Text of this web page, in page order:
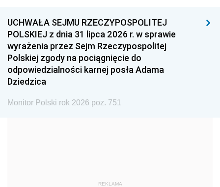
1996 1995 1994
1993 1992 1991
1990 1989
1987 1986 1985
1968
UCHWAŁA SEJMU RZECZYPOSPOLITEJ
POLSKIEJ z dnia 31 lipca 2026 r. w sprawie
wyrażenia przez Sejm Rzeczypospolitej
Polskiej zgody na pociągnięcie do
odpowiedzialności karnej posła Adama
Dziedzica
Monitor Polski rok 2026 poz. 751
REKLAMA